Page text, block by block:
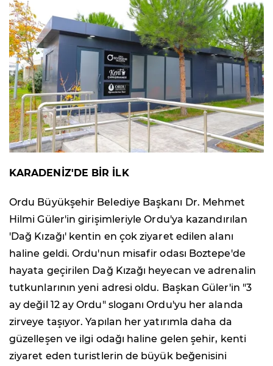
KARADENİZ'DE BİR İLK
Ordu Büyükşehir Belediye Başkanı Dr. Mehmet
Hilmi Güler'in girişimleriyle Ordu'ya kazandırılan
'Dağ Kızağı' kentin en çok ziyaret edilen alanı
haline geldi. Ordu'nun misafir odası Boztepe'de
hayata geçirilen Dağ Kızağı heyecan ve adrenalin
tutkunlarının yeni adresi oldu. Başkan Güler'in "3
ay değil 12 ay Ordu" sloganı Ordu'yu her alanda
zirveye taşıyor. Yapılan her yatırımla daha da
güzelleşen ve ilgi odağı haline gelen şehir, kenti
ziyaret eden turistlerin de büyük beğenisini